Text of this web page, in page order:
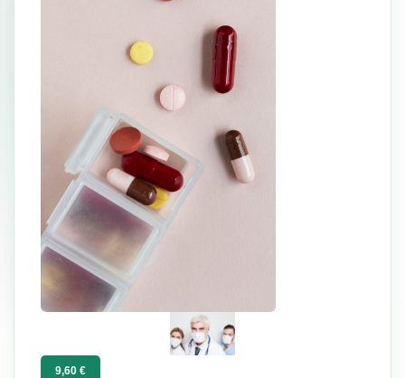
9,60 €